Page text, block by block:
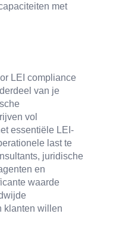
met
LEI compliance
van je
vol
essentiële LEI-
last te
juridische
en
waarde
klanten willen